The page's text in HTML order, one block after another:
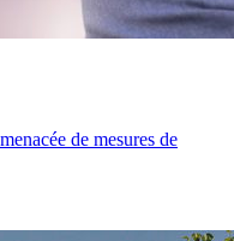
de mesures de